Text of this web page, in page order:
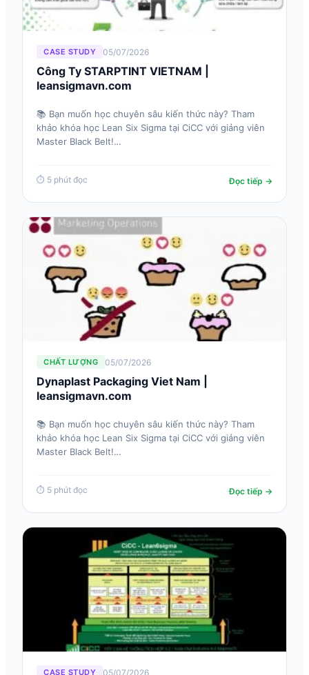
CASE STUDY 05/07/2026
Công Ty STARPTINT VIETNAM |
leansigmavn.com
📚 Bạn muốn học chuyên sâu kiến thức này? Tham
khảo khóa học Lean Six Sigma tại CiCC với giảng viên
Master Black Belt!…
⏱ 5 phút đọc Đọc tiếp →
CHẤT LƯỢNG 05/07/2026
Dynaplast Packaging Viet Nam |
leansigmavn.com
📚 Bạn muốn học chuyên sâu kiến thức này? Tham
khảo khóa học Lean Six Sigma tại CiCC với giảng viên
Master Black Belt!…
⏱ 5 phút đọc Đọc tiếp →
CASE STUDY 05/07/2026